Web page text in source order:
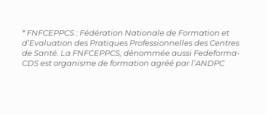
* FNFCEPPCS : Fédération Nationale de Formation et
d’Evaluation des Pratiques Professionnelles des Centres
de Santé. La FNFCEPPCS, dénommée aussi Fedeforma-
CDS est organisme de formation agréé par l’ANDPC